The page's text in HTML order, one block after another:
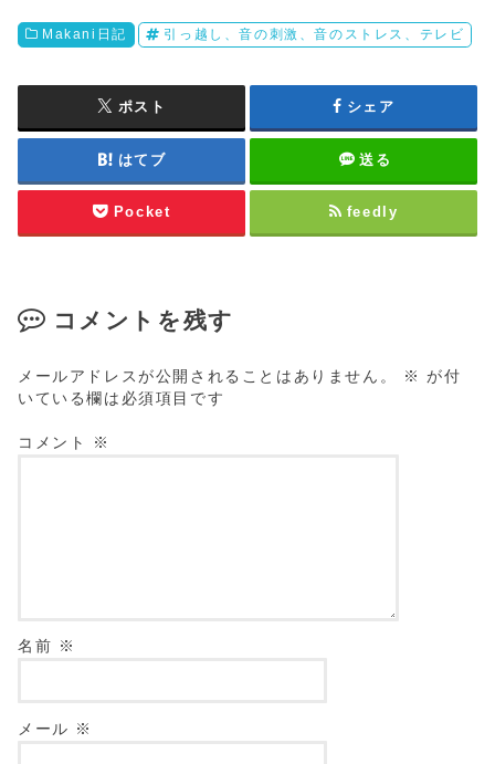
Makani日記 引っ越し、音の刺激、音のストレス、テレビ
ポスト シェア
はてブ 送る
Pocket feedly
コメントを残す
メールアドレスが公開されることはありません。 ※ が付
いている欄は必須項目です
コメント ※
名前 ※
メール ※